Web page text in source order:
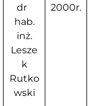
dr
hab.
inż.
Lesze
k
Rutko
wski
2000r.